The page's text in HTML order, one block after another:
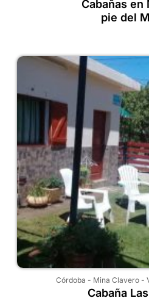
Cabañas en
pie del
Córdoba - Mina Clavero -
Cabaña